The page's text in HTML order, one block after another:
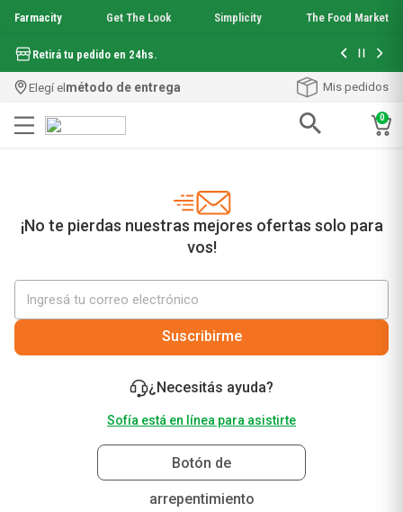
Farmacity Get The Look Simplicity The Food Market
Retirá tu pedido en 24hs. Hasta 6
Elegí elmétodo de entrega Mis pedidos
0
¡No te pierdas nuestras mejores ofertas solo para
vos!
Suscribirme
¿Necesitás ayuda?
Sofía está en línea para asistirte
Botón de
arrepentimiento
garnier toque seco crema facial
. mineral 89
6
protector solar
8
9